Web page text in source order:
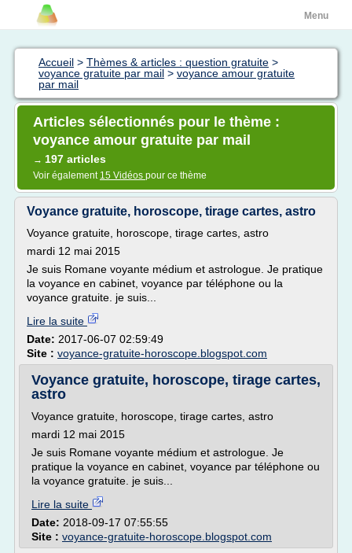
Menu
Accueil > Thèmes & articles : question gratuite >
voyance gratuite par mail > voyance amour gratuite
par mail
Articles sélectionnés pour le thème :
voyance amour gratuite par mail
→ 197 articles
Voir également 15 Vidéos pour ce thème
Voyance gratuite, horoscope, tirage cartes, astro
Voyance gratuite, horoscope, tirage cartes, astro
mardi 12 mai 2015
Je suis Romane voyante médium et astrologue. Je pratique
la voyance en cabinet, voyance par téléphone ou la
voyance gratuite. je suis...
Lire la suite
Date: 2017-06-07 02:59:49
Site : voyance-gratuite-horoscope.blogspot.com
Voyance gratuite, horoscope, tirage cartes,
astro
Voyance gratuite, horoscope, tirage cartes, astro
mardi 12 mai 2015
Je suis Romane voyante médium et astrologue. Je
pratique la voyance en cabinet, voyance par téléphone ou
la voyance gratuite. je suis...
Lire la suite
Date: 2018-09-17 07:55:55
Site : voyance-gratuite-horoscope.blogspot.com